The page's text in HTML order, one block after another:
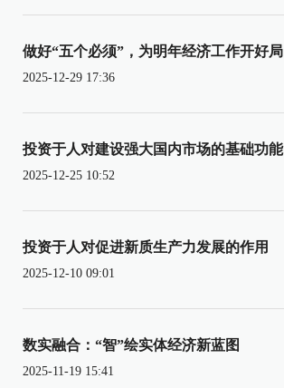
做好“五个必须”，为明年经济工作开好局
2025-12-29 17:36
投资于人对建设强大国内市场的基础功能
2025-12-25 10:52
投资于人对促进新质生产力发展的作用
2025-12-10 09:01
数实融合：“智”绘实体经济新蓝图
2025-11-19 15:41